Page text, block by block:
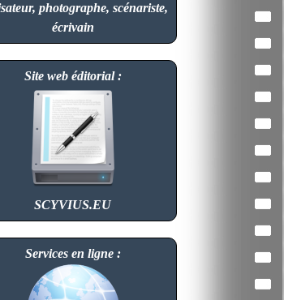
photographe, scénariste,
écrivain
Site web éditorial :
SCYVIUS.EU
Services en ligne :